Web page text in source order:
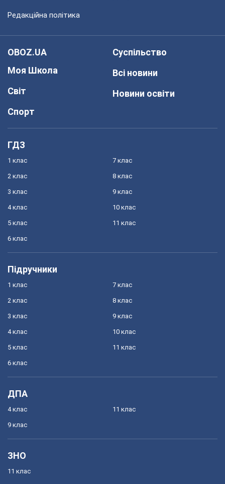
Редакційна політика
OBOZ.UA
Моя Школа
Світ
Спорт
Суспільство
Всі новини
Новини освіти
ГДЗ
1 клас
2 клас
3 клас
4 клас
5 клас
6 клас
7 клас
8 клас
9 клас
10 клас
11 клас
Підручники
1 клас
2 клас
3 клас
4 клас
5 клас
6 клас
7 клас
8 клас
9 клас
10 клас
11 клас
ДПА
4 клас
9 клас
11 клас
ЗНО
11 клас